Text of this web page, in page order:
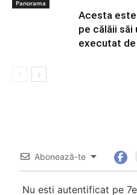
Panorama
Acesta este
pe călăii
executat de
Abonează-te
Nu esti autentificat pe